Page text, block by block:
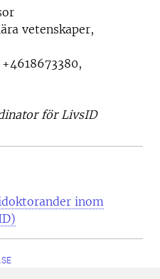
vetenskaper,
+4618673380,
för LivsID
inom